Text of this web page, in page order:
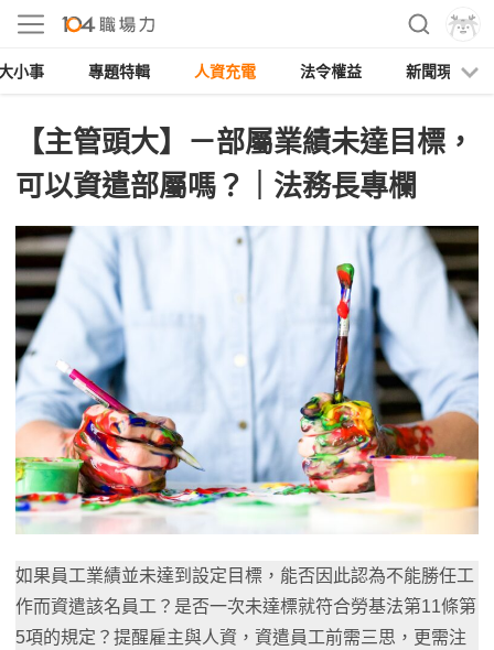
小事 專題特輯 人資充電 法令權益 新聞現場
【主管頭大】－部屬業績未達目標，
可以資遣部屬嗎？｜法務長專欄
如果員工業績並未達到設定目標，能否因此認為不能勝任工
作而資遣該名員工？是否一次未達標就符合勞基法第11條第
5項的規定？提醒雇主與人資，資遣員工前需三思，更需注